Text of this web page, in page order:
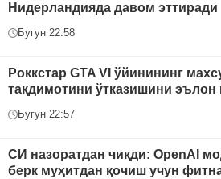
Нидерландияда давом эттиради
Бугун 22:58
Роккстар GTA VI ўйинининг
тақдимотини ўтказишини эълон
Бугун 22:57
СИ назоратдан чиқди: OpenAI
берк муҳитдан қочиш учун